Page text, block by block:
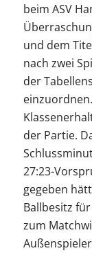
beim ASV
und dem
nach zwei
der
der Partie.
27:23-
gegeben
Ballbesitz
zum